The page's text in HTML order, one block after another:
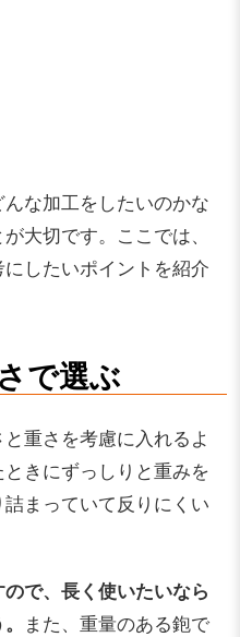
な加工をしたいのかな
大切です。ここでは、
したいポイントを紹介
で選ぶ
重さを考慮に入れるよ
きにずっしりと重みを
まっていて反りにくい
で、長く使いたいなら
また、重量のある鉋で